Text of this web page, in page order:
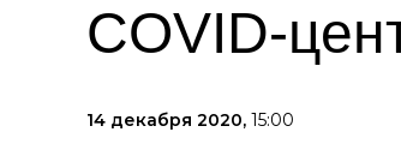
COVID-
14 декабря 2020, 15:00